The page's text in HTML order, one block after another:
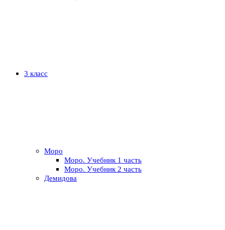
3 класс
Моро
Моро. Учебник 1 часть
Моро. Учебник 2 часть
Демидова